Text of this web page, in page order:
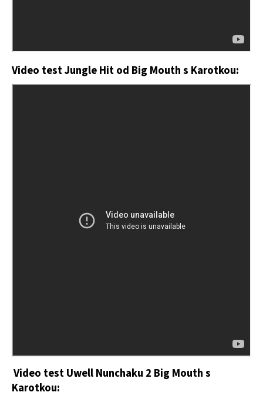
Video test Jungle Hit od Big Mouths Karotkou:
Video test Uwell Nunchaku 2 Big Mouths
Karotkou: